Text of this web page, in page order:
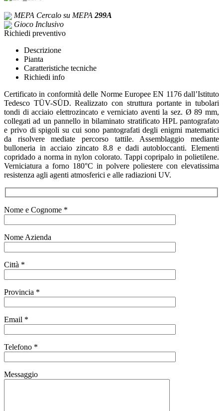
MEPA Cercalo su MEPA 299A
Gioco Inclusivo
Richiedi preventivo
Descrizione
Pianta
Caratteristiche tecniche
Richiedi info
Certificato in conformità delle Norme Europee EN 1176 dall’Istituto
Tedesco TÜV-SÜD. Realizzato con struttura portante in tubolari
tondi di acciaio elettrozincato e verniciato aventi la sez. Ø 89 mm,
collegati ad un pannello in bilaminato stratificato HPL pantografato
e privo di spigoli su cui sono pantografati degli enigmi matematici
da risolvere mediate percorso tattile. Assemblaggio mediante
bulloneria in acciaio zincato 8.8 e dadi autobloccanti. Elementi
copridado a norma in nylon colorato. Tappi copripalo in polietilene.
Verniciatura a forno 180°C in polvere poliestere con elevatissima
resistenza agli agenti atmosferici e alle radiazioni UV.
Nome e Cognome *
Nome Azienda
Città *
Provincia *
Email *
Telefono *
Messaggio